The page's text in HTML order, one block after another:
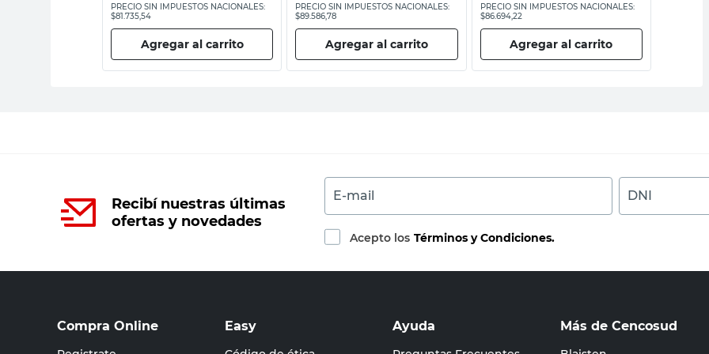
PRECIO SIN IMPUESTOS NACIONALES:
$81.735,54
Agregar al carrito
PRECIO SIN IMPUESTOS NACIONALES:
$89.586,78
Agregar al carrito
PRECIO SIN IMPUESTOS NACIONALES:
$86.694,22
Agregar al carrito
Recibí nuestras últimas
ofertas y novedades
E-mail DNI
Acepto los Términos y Condiciones.
Compra Online Easy Ayuda Más de Cencosud